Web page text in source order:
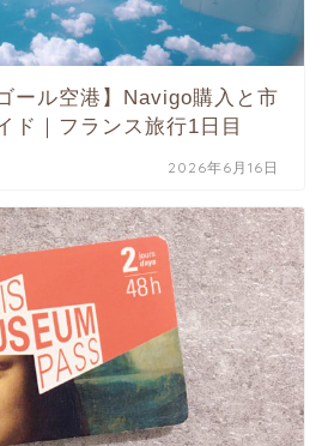
ール空港】Navigo購入と市
ド｜フランス旅行1日目
2026年6月16日